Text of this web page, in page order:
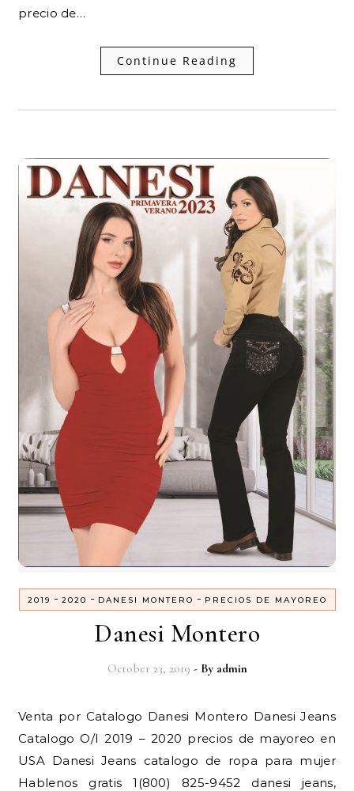
precio de…
Continue Reading
2019 - 2020 - DANESI MONTERO - PRECIOS DE MAYOREO
Danesi Montero
October 23, 2019 - By admin
Venta por Catalogo Danesi Montero Danesi Jeans
Catalogo O/I 2019 – 2020 precios de mayoreo en
USA Danesi Jeans catalogo de ropa para mujer
Hablenos gratis 1(800) 825-9452 danesi jeans,